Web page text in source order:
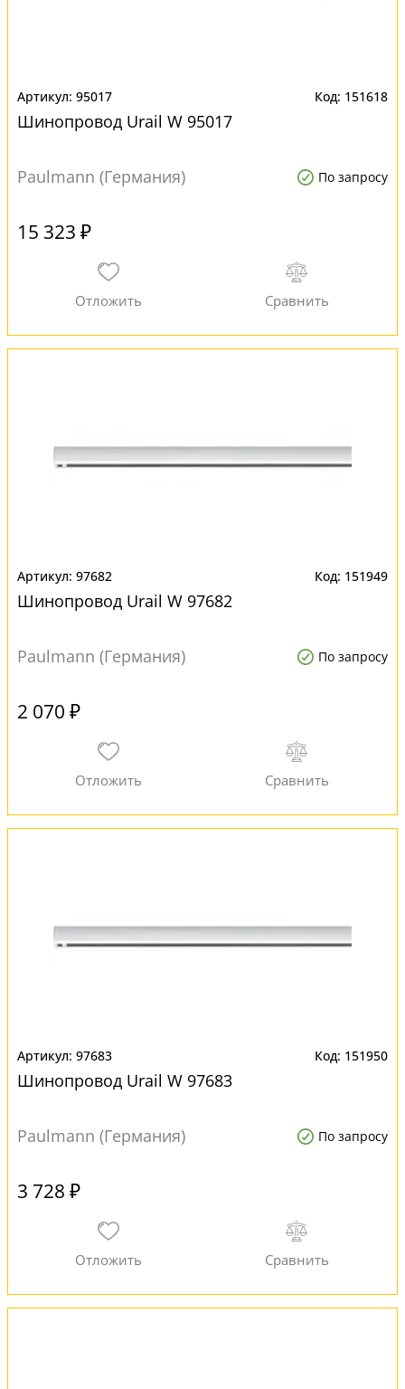
95017 151618
Шинопровод Urail W 95017
Paulmann (Германия) По запросу
15 323 ₽
97682 151949
Шинопровод Urail W 97682
Paulmann (Германия) По запросу
2 070 ₽
97683 151950
Шинопровод Urail W 97683
Paulmann (Германия) По запросу
3 728 ₽